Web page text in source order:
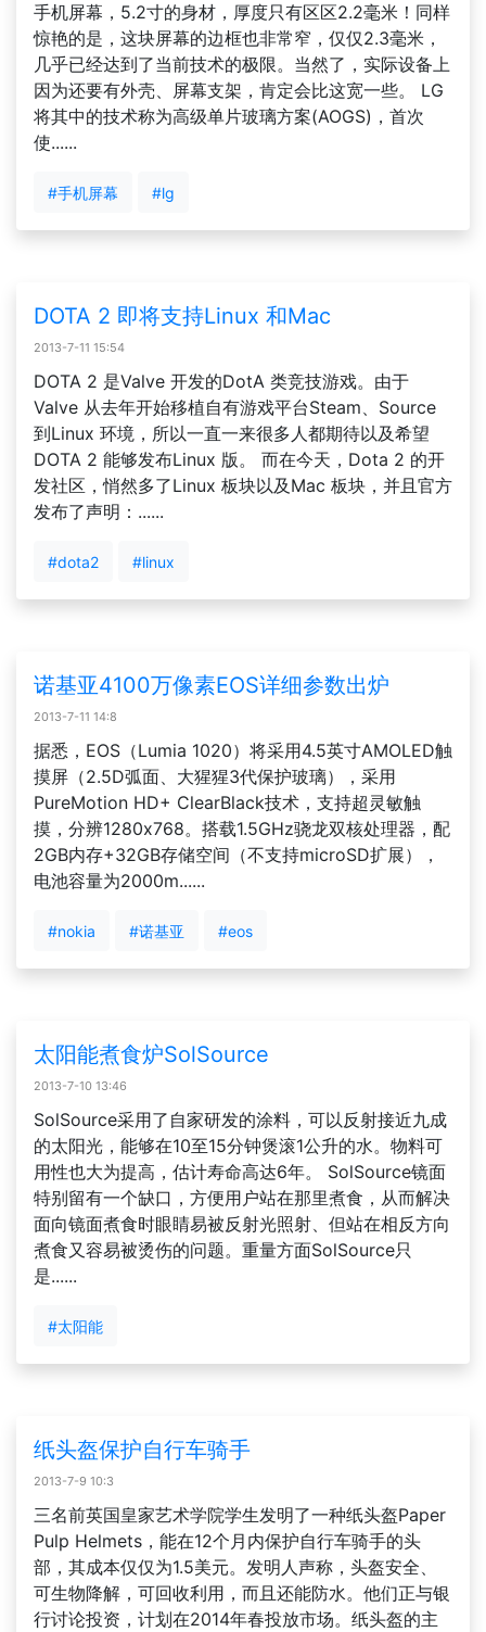
手机屏幕，5.2寸的身材，厚度只有区区2.2毫米！同样
惊艳的是，这块屏幕的边框也非常窄，仅仅2.3毫米，
几乎已经达到了当前技术的极限。当然了，实际设备上
因为还要有外壳、屏幕支架，肯定会比这宽一些。 LG
将其中的技术称为高级单片玻璃方案(AOGS)，首次
使......
#手机屏幕 #lg
DOTA 2 即将支持Linux 和Mac
2013-7-11 15:54
DOTA 2 是Valve 开发的DotA 类竞技游戏。由于
Valve 从去年开始移植自有游戏平台Steam、Source
到Linux 环境，所以一直一来很多人都期待以及希望
DOTA 2 能够发布Linux 版。 而在今天，Dota 2 的开
发社区，悄然多了Linux 板块以及Mac 板块，并且官方
发布了声明：......
#dota2 #linux
诺基亚4100万像素EOS详细参数出炉
2013-7-11 14:8
据悉，EOS（Lumia 1020）将采用4.5英寸AMOLED触
摸屏（2.5D弧面、大猩猩3代保护玻璃），采用
PureMotion HD+ ClearBlack技术，支持超灵敏触
摸，分辨1280x768。搭载1.5GHz骁龙双核处理器，配
2GB内存+32GB存储空间（不支持microSD扩展），
电池容量为2000m......
#nokia #诺基亚 #eos
太阳能煮食炉SolSource
2013-7-10 13:46
SolSource采用了自家研发的涂料，可以反射接近九成
的太阳光，能够在10至15分钟煲滚1公升的水。物料可
用性也大为提高，估计寿命高达6年。 SolSource镜面
特别留有一个缺口，方便用户站在那里煮食，从而解决
面向镜面煮食时眼睛易被反射光照射、但站在相反方向
煮食又容易被烫伤的问题。重量方面SolSource只
是......
#太阳能
纸头盔保护自行车骑手
2013-7-9 10:3
三名前英国皇家艺术学院学生发明了一种纸头盔Paper
Pulp Helmets，能在12个月内保护自行车骑手的头
部，其成本仅仅为1.5美元。发明人声称，头盔安全、
可生物降解，可回收利用，而且还能防水。他们正与银
行讨论投资，计划在2014年春投放市场。纸头盔的主